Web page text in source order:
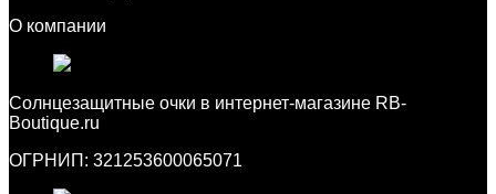
О компании
Cолнцезащитные очки в интернет-магазине RB-
Boutique.ru
ОГРНИП: 321253600065071